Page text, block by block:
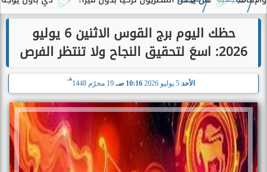
حظك اليوم برج القوس الاثنين 6 يوليو
2026: اسعَ لتحقيق النجاح ولا تنتظر الفرص
الأحد 10:16 صـ 19 محرّم 1448
هـ